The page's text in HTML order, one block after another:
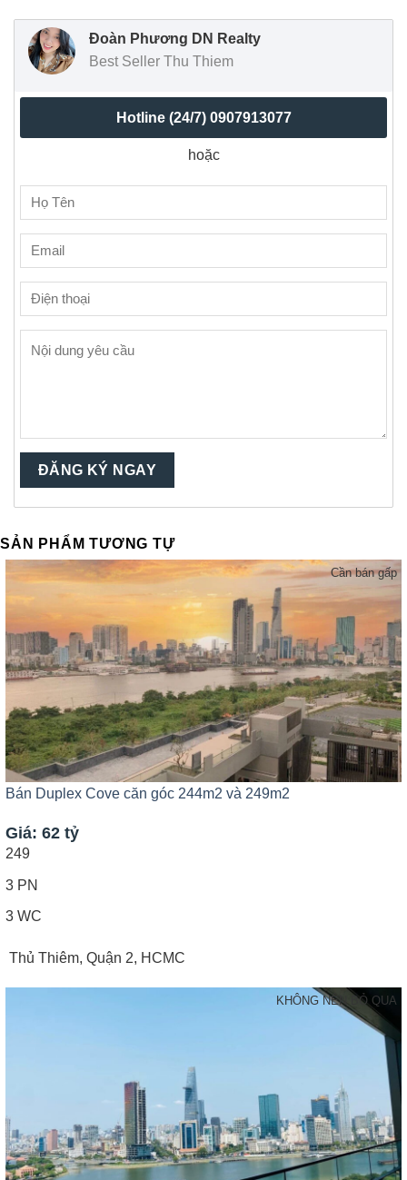
Đoàn Phương DN Realty
Best Seller Thu Thiem
Hotline (24/7) 0907913077
hoặc
SẢN PHẨM TƯƠNG TỰ
Cần bán gấp
Bán Duplex Cove căn góc 244m2 và 249m2
Giá: 62 tỷ
249
3 PN
3 WC
Thủ Thiêm, Quận 2, HCMC
KHÔNG NÊN BỎ QUA